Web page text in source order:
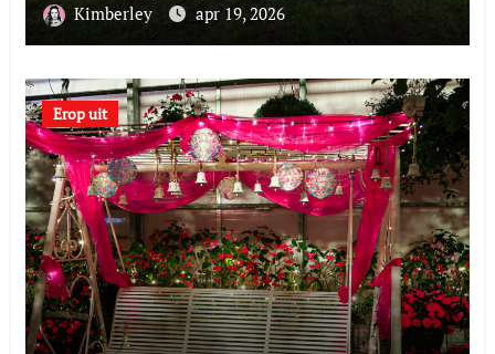
Kimberley apr 19, 2026
Erop uit